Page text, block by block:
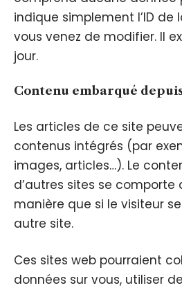
indique simplement l’ID
vous venez de modifier. Il
jour.
Contenu embarqué
Les articles de ce site
contenus intégrés (par
images, articles…). Le
d’autres sites se comporte
manière que si le visiteur
autre site.
Ces sites web pourraient
données sur vous, utiliser